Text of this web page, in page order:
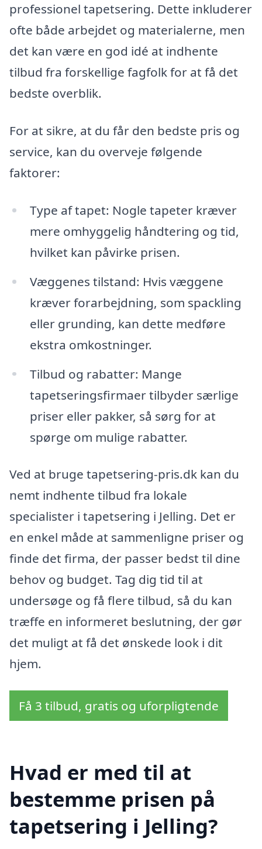
professionel tapetsering. Dette inkluderer
ofte både arbejdet og materialerne, men
det kan være en god idé at indhente
tilbud fra forskellige fagfolk for at få det
bedste overblik.
For at sikre, at du får den bedste pris og
service, kan du overveje følgende
faktorer:
Type af tapet: Nogle tapeter kræver
mere omhyggelig håndtering og tid,
hvilket kan påvirke prisen.
Væggenes tilstand: Hvis væggene
kræver forarbejdning, som spackling
eller grunding, kan dette medføre
ekstra omkostninger.
Tilbud og rabatter: Mange
tapetseringsfirmaer tilbyder særlige
priser eller pakker, så sørg for at
spørge om mulige rabatter.
Ved at bruge tapetsering-pris.dk kan du
nemt indhente tilbud fra lokale
specialister i tapetsering i Jelling. Det er
en enkel måde at sammenligne priser og
finde det firma, der passer bedst til dine
behov og budget. Tag dig tid til at
undersøge og få flere tilbud, så du kan
træffe en informeret beslutning, der gør
det muligt at få det ønskede look i dit
hjem.
Få 3 tilbud, gratis og uforpligtende
Hvad er med til at
bestemme prisen på
tapetsering i Jelling?